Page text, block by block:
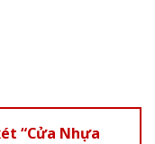
“Cửa Nhựa